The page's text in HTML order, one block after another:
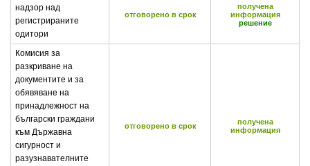
надзор над
регистрираните
одитори
отговорено в срок
получена
информация
решение
Комисия за
разкриване на
документите и за
обявяване на
принадлежност на
български граждани
към Държавна
сигурност и
разузнавателните
отговорено в срок
получена
информация